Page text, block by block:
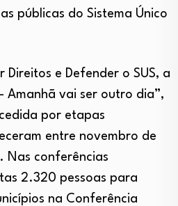
públicas do Sistema Único
e Defender o SUS, a
Amanhã vai ser outro dia”,
por etapas
entre novembro de
Nas conferências
2.320 pessoas para
na Conferência